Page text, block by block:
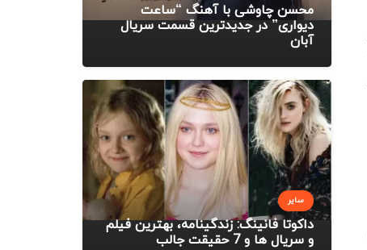
محسن چاوشی با آهنگ “ساعت
دیواری” در جدیدترین قسمت سریال
آبان
سایر
داکوتا فانینگ: زندگینامه، بهترین فیلم
و سریال ها و 7 حقیقت جالب